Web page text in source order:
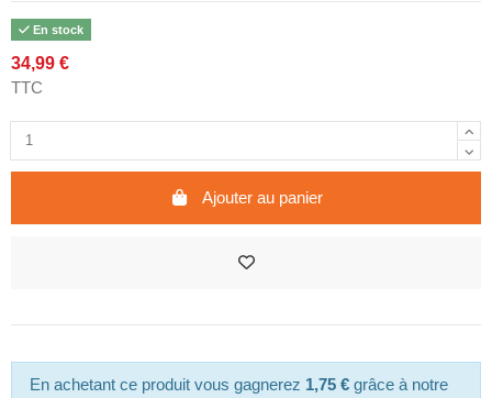
En stock
34,99 €
TTC
Ajouter au panier
En achetant ce produit vous gagnerez 1,75 € grâce à notre